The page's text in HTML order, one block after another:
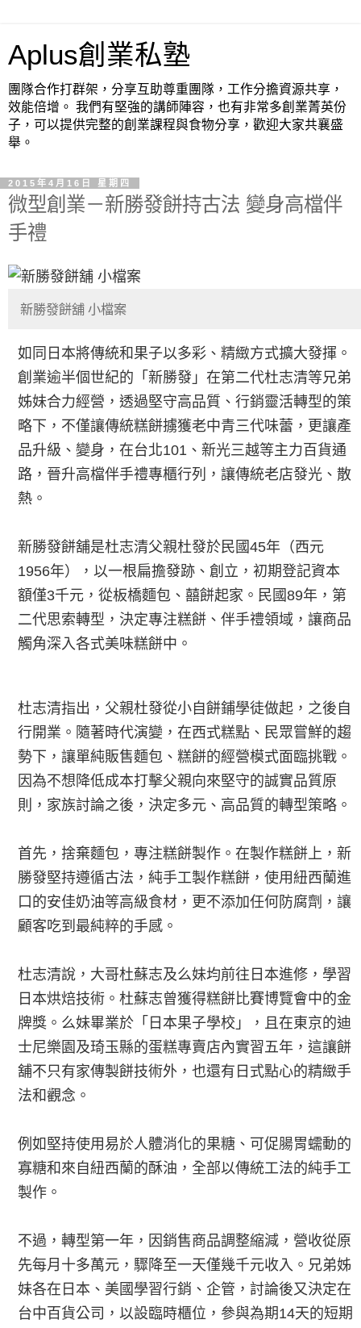
Aplus創業私塾
團隊合作打群架，分享互助尊重團隊，工作分擔資源共享，
效能倍增。 我們有堅強的講師陣容，也有非常多創業菁英份
子，可以提供完整的創業課程與食物分享，歡迎大家共襄盛
舉。
2015年4月16日 星期四
微型創業－新勝發餅持古法 變身高檔伴
手禮
新勝發餅舖 小檔案
如同日本將傳統和果子以多彩、精緻方式擴大發揮。
創業逾半個世紀的「新勝發」在第二代杜志清等兄弟
姊妹合力經營，透過堅守高品質、行銷靈活轉型的策
略下，不僅讓傳統糕餅擄獲老中青三代味蕾，更讓產
品升級、變身，在台北101、新光三越等主力百貨通
路，晉升高檔伴手禮專櫃行列，讓傳統老店發光、散
熱。
新勝發餅舖是杜志清父親杜發於民國45年（西元
1956年），以一根扁擔發跡、創立，初期登記資本
額僅3千元，從板橋麵包、囍餅起家。民國89年，第
二代思索轉型，決定專注糕餅、伴手禮領域，讓商品
觸角深入各式美味糕餅中。
杜志清指出，父親杜發從小自餅鋪學徒做起，之後自
行開業。隨著時代演變，在西式糕點、民眾嘗鮮的趨
勢下，讓單純販售麵包、糕餅的經營模式面臨挑戰。
因為不想降低成本打擊父親向來堅守的誠實品質原
則，家族討論之後，決定多元、高品質的轉型策略。
首先，捨棄麵包，專注糕餅製作。在製作糕餅上，新
勝發堅持遵循古法，純手工製作糕餅，使用紐西蘭進
口的安佳奶油等高級食材，更不添加任何防腐劑，讓
顧客吃到最純粹的手感。
杜志清說，大哥杜蘇志及么妹均前往日本進修，學習
日本烘焙技術。杜蘇志曾獲得糕餅比賽博覽會中的金
牌獎。么妹畢業於「日本果子學校」，且在東京的迪
士尼樂園及琦玉縣的蛋糕專賣店內實習五年，這讓餅
舖不只有家傳製餅技術外，也還有日式點心的精緻手
法和觀念。
例如堅持使用易於人體消化的果糖、可促腸胃蠕動的
寡糖和來自紐西蘭的酥油，全部以傳統工法的純手工
製作。
不過，轉型第一年，因銷售商品調整縮減，營收從原
先每月十多萬元，驟降至一天僅幾千元收入。兄弟姊
妹各在日本、美國學習行銷、企管，討論後又決定在
台中百貨公司，以設臨時櫃位，參與為期14天的短期